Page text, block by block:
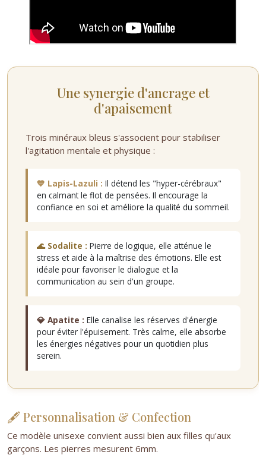
Une synergie d'ancrage et
d'apaisement
Trois minéraux bleus s'associent pour stabiliser
l'agitation mentale et physique :
💙 Lapis-Lazuli : Il détend les "hyper-cérébraux"
en calmant le flot de pensées. Il encourage la
confiance en soi et améliore la qualité du sommeil.
🌊 Sodalite : Pierre de logique, elle atténue le
stress et aide à la maîtrise des émotions. Elle est
idéale pour favoriser le dialogue et la
communication au sein d'un groupe.
💎 Apatite : Elle canalise les réserves d'énergie
pour éviter l'épuisement. Très calme, elle absorbe
les énergies négatives pour un quotidien plus
serein.
🖋️ Personnalisation & Confection
Ce modèle unisexe convient aussi bien aux filles qu'aux
garçons. Les pierres mesurent 6mm.